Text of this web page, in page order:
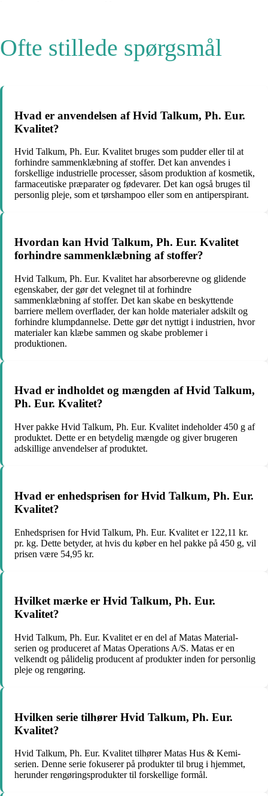
Ofte stillede spørgsmål
Hvad er anvendelsen af Hvid Talkum, Ph. Eur.
Kvalitet?
Hvid Talkum, Ph. Eur. Kvalitet bruges som pudder eller til at
forhindre sammenklæbning af stoffer. Det kan anvendes i
forskellige industrielle processer, såsom produktion af kosmetik,
farmaceutiske præparater og fødevarer. Det kan også bruges til
personlig pleje, som et tørshampoo eller som en antiperspirant.
Hvordan kan Hvid Talkum, Ph. Eur. Kvalitet
forhindre sammenklæbning af stoffer?
Hvid Talkum, Ph. Eur. Kvalitet har absorberevne og glidende
egenskaber, der gør det velegnet til at forhindre
sammenklæbning af stoffer. Det kan skabe en beskyttende
barriere mellem overflader, der kan holde materialer adskilt og
forhindre klumpdannelse. Dette gør det nyttigt i industrien, hvor
materialer kan klæbe sammen og skabe problemer i
produktionen.
Hvad er indholdet og mængden af Hvid Talkum,
Ph. Eur. Kvalitet?
Hver pakke Hvid Talkum, Ph. Eur. Kvalitet indeholder 450 g af
produktet. Dette er en betydelig mængde og giver brugeren
adskillige anvendelser af produktet.
Hvad er enhedsprisen for Hvid Talkum, Ph. Eur.
Kvalitet?
Enhedsprisen for Hvid Talkum, Ph. Eur. Kvalitet er 122,11 kr.
pr. kg. Dette betyder, at hvis du køber en hel pakke på 450 g, vil
prisen være 54,95 kr.
Hvilket mærke er Hvid Talkum, Ph. Eur.
Kvalitet?
Hvid Talkum, Ph. Eur. Kvalitet er en del af Matas Material-
serien og produceret af Matas Operations A/S. Matas er en
velkendt og pålidelig producent af produkter inden for personlig
pleje og rengøring.
Hvilken serie tilhører Hvid Talkum, Ph. Eur.
Kvalitet?
Hvid Talkum, Ph. Eur. Kvalitet tilhører Matas Hus & Kemi-
serien. Denne serie fokuserer på produkter til brug i hjemmet,
herunder rengøringsprodukter til forskellige formål.